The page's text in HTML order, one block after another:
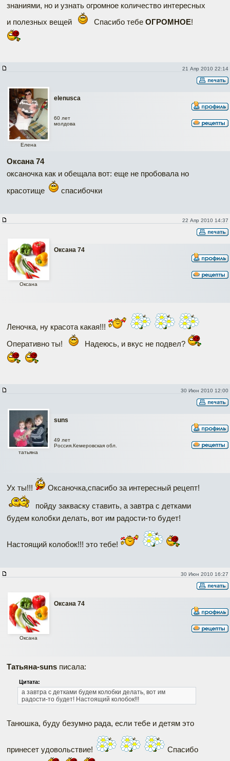
знаниями, но и узнать огромное количество интересных
и полезных вещей
Спасибо тебе ОГРОМНОЕ!
21 Апр 2010 22:14
elenusca
Елена
60 лет
молдова
Оксана 74
оксаночка как и обещала вот: еще не пробовала но
красотище
спасибочки
22 Апр 2010 14:37
Оксана 74
Оксана
Леночка, ну красота какая!!!
Оперативно ты!
Надеюсь, и вкус не подвел?
30 Июн 2010 12:00
suns
татьяна
49 лет
Россия.Кемеровская обл.
Ух ты!!! Оксаночка,спасибо за интересный рецепт!
пойду закваску ставить, а завтра с детками
будем колобки делать, вот им радости-то будет!
Настоящий колобок!!! это тебе!
30 Июн 2010 16:27
Оксана 74
Оксана
Татьяна-suns писала:
Цитата:
а завтра с детками будем колобки делать, вот им
радости-то будет! Настоящий колобок!!!
Танюшка, буду безумно рада, если тебе и детям это
принесет удовольствие! Спасибо